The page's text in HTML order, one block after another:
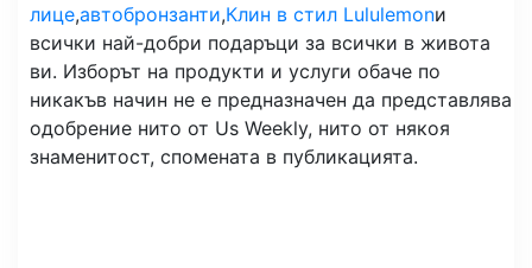
лице,автобронзанти,Клин в стил Lululemonи
всички най-добри подаръци за всички в живота
ви. Изборът на продукти и услуги обаче по
никакъв начин не е предназначен да представлява
одобрение нито от Us Weekly, нито от някоя
знаменитост, спомената в публикацията.